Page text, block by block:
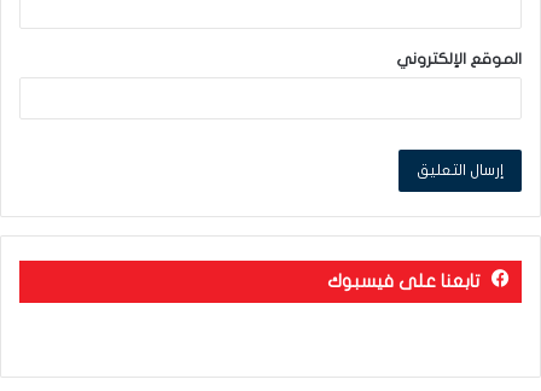
الموقع الإلكتروني
تابعنا على فيسبوك